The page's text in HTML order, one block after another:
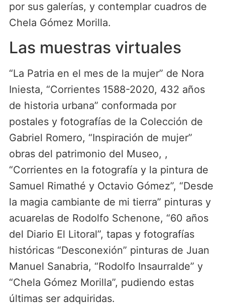
por sus galerías, y contemplar cuadros de
Chela Gómez Morilla.
Las muestras virtuales
“La Patria en el mes de la mujer” de Nora
Iniesta, “Corrientes 1588-2020, 432 años
de historia urbana” conformada por
postales y fotografías de la Colección de
Gabriel Romero, “Inspiración de mujer”
obras del patrimonio del Museo, ,
“Corrientes en la fotografía y la pintura de
Samuel Rimathé y Octavio Gómez”, “Desde
la magia cambiante de mi tierra” pinturas y
acuarelas de Rodolfo Schenone, “60 años
del Diario El Litoral”, tapas y fotografías
históricas “Desconexión” pinturas de Juan
Manuel Sanabria, “Rodolfo Insaurralde” y
“Chela Gómez Morilla”, pudiendo estas
últimas ser adquiridas.